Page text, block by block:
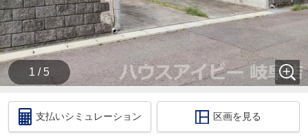
◇住宅ローンのご相談いつでも無料で受け付けます
◇
・いくら位の住宅を購入する方がいいの？
・今買うのがいいの？それとも、頭金を貯めてか
ら？
・いくらぐらいまで借りられるの？毎月の返済はい
くらになるの？
・車のローンがあっても住宅ローンは組めるの？
・自営業だけど大丈夫？
このような住宅購入に関する資金相談もお伺いいた
1 / 5
支払いシミュレーション 区画を見る